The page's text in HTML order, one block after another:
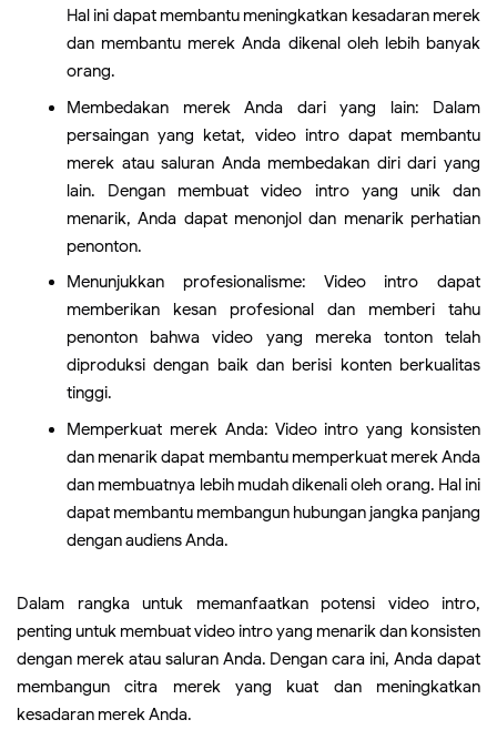
Hal ini dapat membantu meningkatkan kesadaran merek
dan membantu merek Anda dikenal oleh lebih banyak
orang.
Membedakan merek Anda dari yang lain: Dalam
persaingan yang ketat, video intro dapat membantu
merek atau saluran Anda membedakan diri dari yang
lain. Dengan membuat video intro yang unik dan
menarik, Anda dapat menonjol dan menarik perhatian
penonton.
Menunjukkan profesionalisme: Video intro dapat
memberikan kesan profesional dan memberi tahu
penonton bahwa video yang mereka tonton telah
diproduksi dengan baik dan berisi konten berkualitas
tinggi.
Memperkuat merek Anda: Video intro yang konsisten
dan menarik dapat membantu memperkuat merek Anda
dan membuatnya lebih mudah dikenali oleh orang. Hal ini
dapat membantu membangun hubungan jangka panjang
dengan audiens Anda.
Dalam rangka untuk memanfaatkan potensi video intro,
penting untuk membuat video intro yang menarik dan konsisten
dengan merek atau saluran Anda. Dengan cara ini, Anda dapat
membangun citra merek yang kuat dan meningkatkan
kesadaran merek Anda.